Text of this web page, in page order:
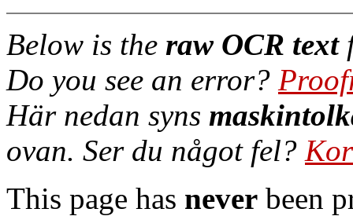
Below is the raw OCR text
Do you see an error?
Här nedan syns
ovan. Ser du något fel?
This page has never been